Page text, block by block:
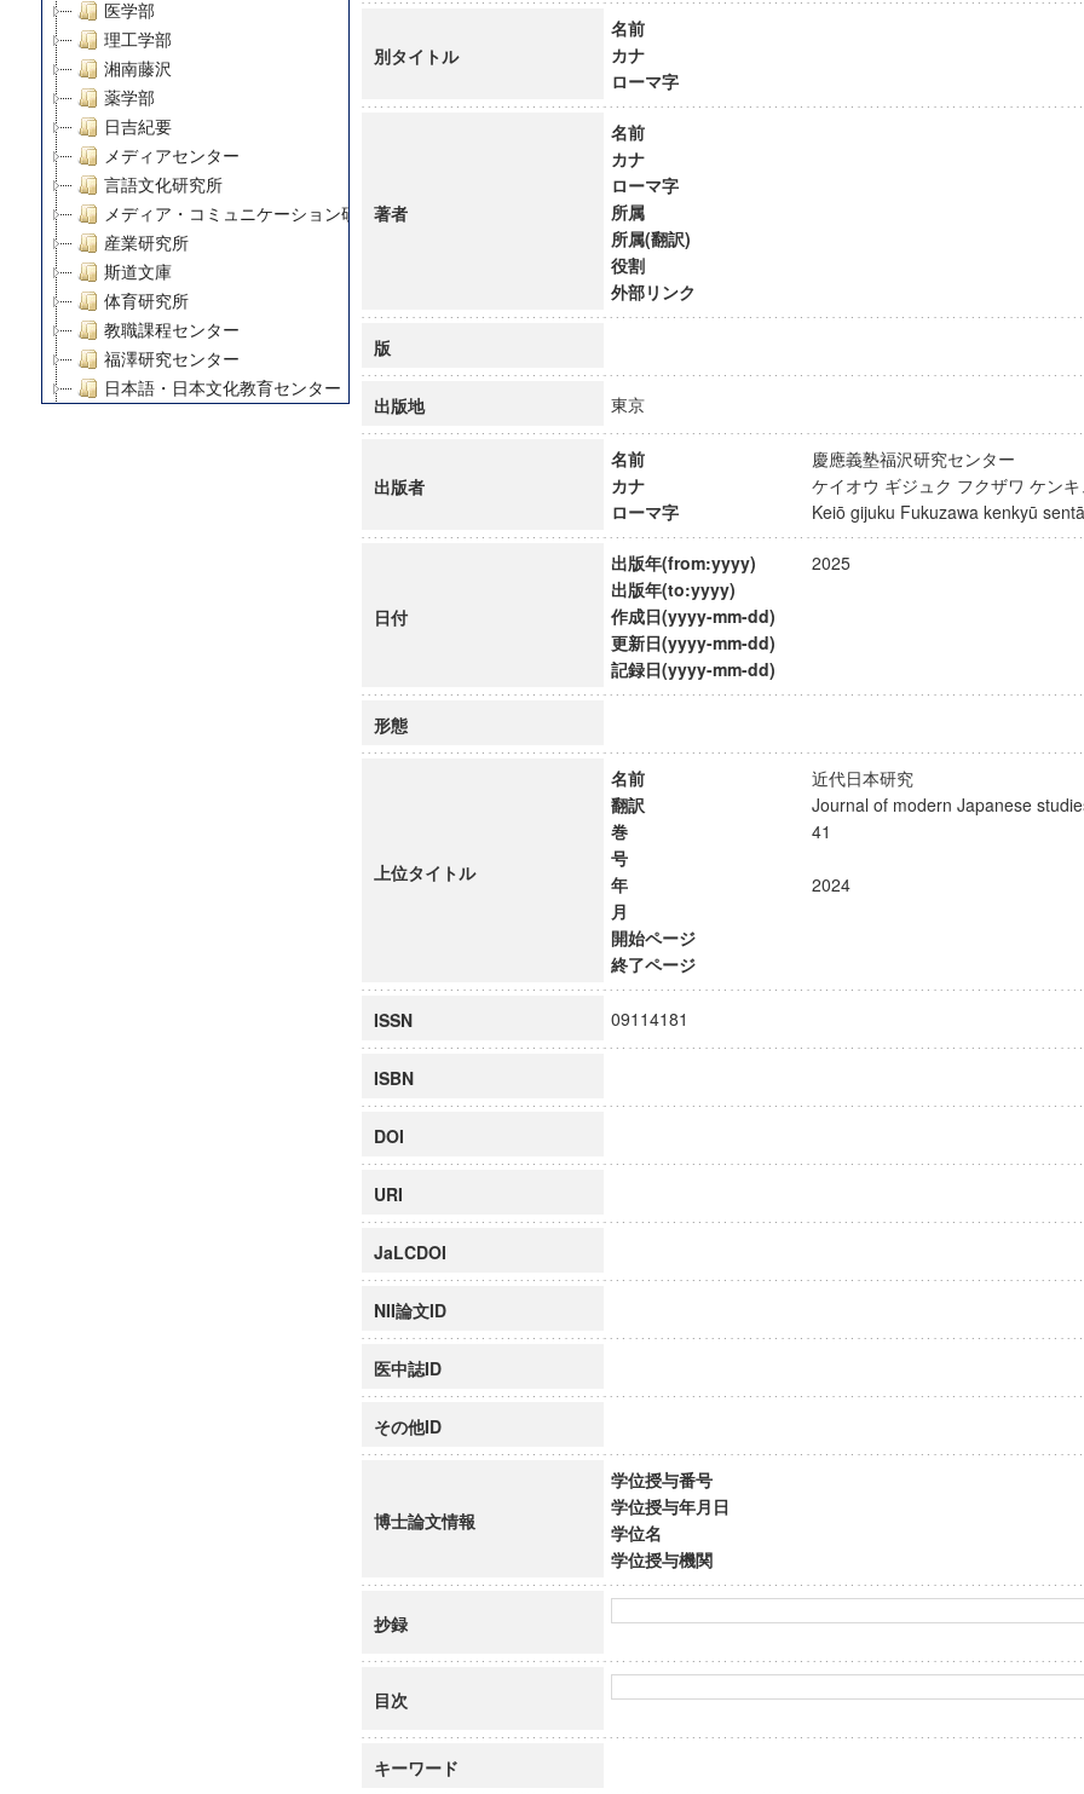
医学部
理工学部
湘南藤沢
薬学部
日吉紀要
メディアセンター
言語文化研究所
メディア・コミュニケーション研究所
産業研究所
斯道文庫
体育研究所
教職課程センター
福澤研究センター
日本語・日本文化教育センター
デジタルメディア・コンテンツ統合研究センター
慶應義塾大学グローバルCOEプログラム市民社会ガバナンス教育研究センター
慶應義塾大学グローバルCOEプログラム論理と感性の先端的教育研究拠点
博士課程教育リーディングプログラム「超成熟社会発展のサイエンス」
別タイトル
名前
カナ
ローマ字
著者
名前
カナ
ローマ字
所属
所属(翻訳)
役割
外部リンク
版
出版地 東京
出版者
名前
慶應義塾福沢研究センター
カナ
ケイオウ ギジュク フクザワ ケ
ローマ字
Keiō gijuku Fukuzawa kenkyū
日付
出版年(from:yyyy)
2025
出版年(to:yyyy)
作成日(yyyy-mm-dd)
更新日(yyyy-mm-dd)
記録日(yyyy-mm-dd)
形態
上位タイトル
名前
近代日本研究
翻訳
Journal of modern Japanese
巻
41
号
年
2024
月
開始ページ
終了ページ
ISSN 09114181
ISBN
DOI
URI
JaLCDOI
NII論文ID
医中誌ID
その他ID
博士論文情報
学位授与番号
学位授与年月日
学位名
学位授与機関
抄録
目次
キーワード